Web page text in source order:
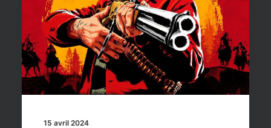
15 avril 2024